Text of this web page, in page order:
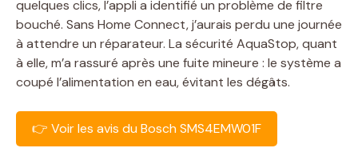
quelques clics, l’appli a identifié un problème de filtre
bouché. Sans Home Connect, j’aurais perdu une journée
à attendre un réparateur. La sécurité AquaStop, quant
à elle, m’a rassuré après une fuite mineure : le système a
coupé l’alimentation en eau, évitant les dégâts.
👉 Voir les avis du Bosch SMS4EMW01F